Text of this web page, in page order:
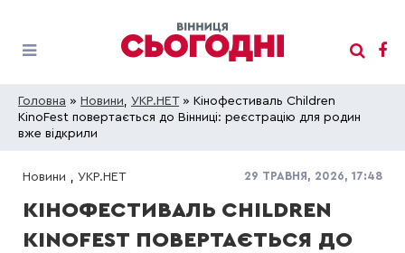
Головна » Новини, УКР.НЕТ» Кінофестиваль Children
KinoFest повертається до Вінниці: реєстрацію для родин
вже відкрили
Новини , УКР.НЕТ 29 ТРАВНЯ, 2026, 17:48
КІНОФЕСТИВАЛЬ CHILDREN
KINOFEST ПОВЕРТАЄТЬСЯ ДО